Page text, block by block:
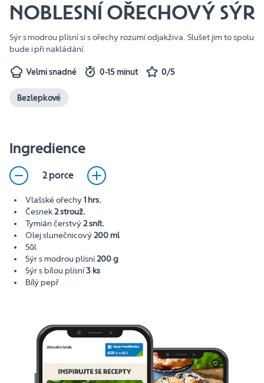
NOBLESNÍ OŘECHOVÝ SÝR
Sýr s modrou plísní si s ořechy rozumí odjakživa. Slušet jim to spolu
bude i při nakládání.
Velmi snadné 0-15 minut 0/5
Bezlepkové
Ingredience
2 porce
Vlašské ořechy1 hrs.
Česnek2 strouž.
Tymián čerstvý2 snít.
Olej slunečnicový200 ml
Sůl
Sýr s modrou plísní200 g
Sýr s bílou plísní3 ks
Bílý pepř